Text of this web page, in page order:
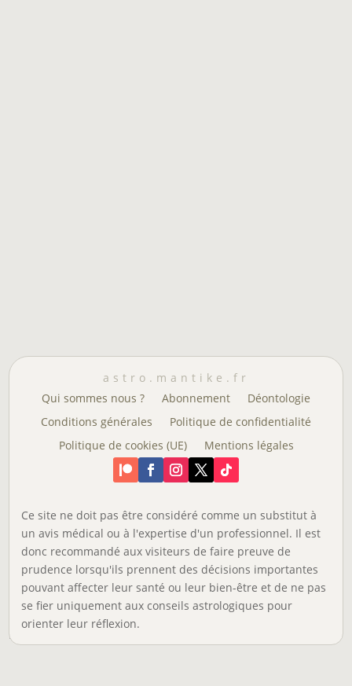
astro.mantike.fr
Qui sommes nous ?
Abonnement
Déontologie
Conditions générales
Politique de confidentialité
Politique de cookies (UE)
Mentions légales
Ce site ne doit pas être considéré comme un substitut à
un avis médical ou à l'expertise d'un professionnel. Il est
donc recommandé aux visiteurs de faire preuve de
prudence lorsqu'ils prennent des décisions importantes
pouvant affecter leur santé ou leur bien-être et de ne pas
se fier uniquement aux conseils astrologiques pour
orienter leur réflexion.